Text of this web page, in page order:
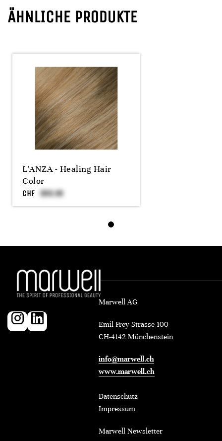
ÄHNLICHE PRODUKTE
L'ANZA - Healing Hair
Color
CHF
Marwell AG
Emil Frey-Strasse 100
CH-4142 Münchenstein
info@marwell.ch
www.marwell.ch
Datenschutz
Impressum
Marwell Newsletter